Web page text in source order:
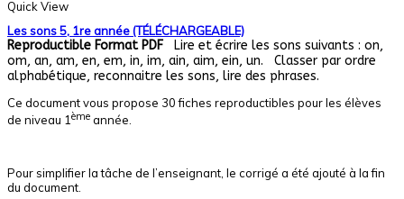
Quick View
Les sons 5, 1re année (TÉLÉCHARGEABLE)
Reproductible Format PDF Lire et écrire les sons suivants : on,
om, an, am, en, em, in, im, ain, aim, ein, un. Classer par ordre
alphabétique, reconnaitre les sons, lire des phrases.
Ce document vous propose 30 fiches reproductibles pour les élèves
de niveau 1ème année.
Pour simplifier la tâche de l’enseignant, le corrigé a été ajouté à la fin
du document.